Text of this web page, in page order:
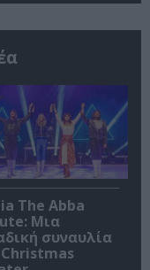
The Abba
Μια
συναυλία